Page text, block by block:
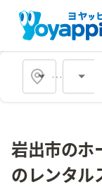
岩出市のホ
のレンタル